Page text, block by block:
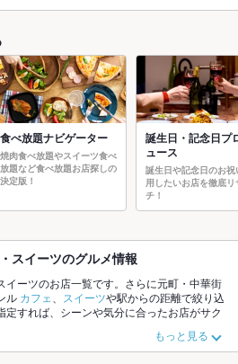
食べ放題ナビゲーター
焼肉食べ放題やスイーツ食べ
放題など食べ放題お店探しの
決定版！
誕生日・記念日プ
ュース
誕生日や記念日のお祝
用したいお店を徹底リ
チ！
スイーツのグルメ情報
イーツのお店一覧です。さらに元町・中華街
ル カフェ スイーツや駅からの距離で絞り込
定すれば、シーンや気分に合ったお店がサク
理など、お店の最新情報をご紹介しているの
ネット予約が使えるお店も拡大中です。友達
もっと見る